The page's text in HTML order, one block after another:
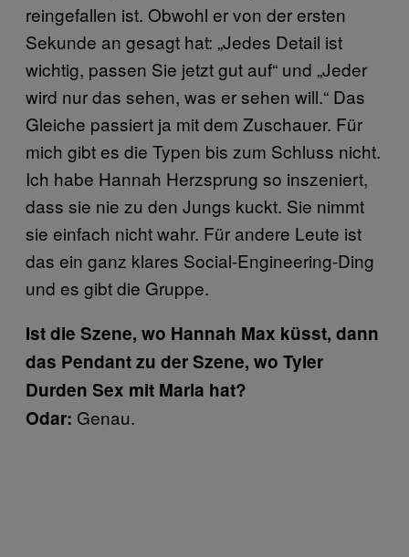
reingefallen ist. Obwohl er von der ersten
Sekunde an gesagt hat: „Jedes Detail ist
wichtig, passen Sie jetzt gut auf“ und „Jeder
wird nur das sehen, was er sehen will.“ Das
Gleiche passiert ja mit dem Zuschauer. Für
mich gibt es die Typen bis zum Schluss nicht.
Ich habe Hannah Herzsprung so inszeniert,
dass sie nie zu den Jungs kuckt. Sie nimmt
sie einfach nicht wahr. Für andere Leute ist
das ein ganz klares Social-Engineering-Ding
und es gibt die Gruppe.
Ist die Szene, wo Hannah Max küsst, dann
das Pendant zu der Szene, wo Tyler
Durden Sex mit Marla hat?
Odar: Genau.